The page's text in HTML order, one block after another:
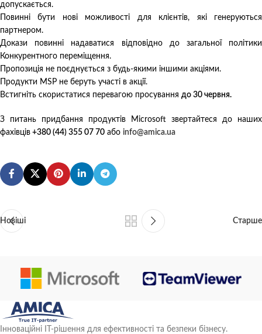
допускається.
Повинні бути нові можливості для клієнтів, які генеруються
партнером.
Докази повинні надаватися відповідно до загальної політики
Конкурентного переміщення.
Пропозиція не поєднується з будь-якими іншими акціями.
Продукти MSP не беруть участі в акції.
Встигніть скористатися перевагою просування до 30 червня.
З питань придбання продуктів Microsoft звертайтеся до наших
фахівців +380 (44) 355 07 70 або info@amica.ua
Новіші Старше
Інноваційні ІТ-рішення для ефективності та безпеки бізнесу.